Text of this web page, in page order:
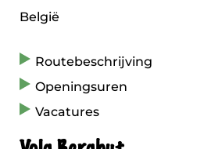
België
Routebeschrijving
Openingsuren
Vacatures